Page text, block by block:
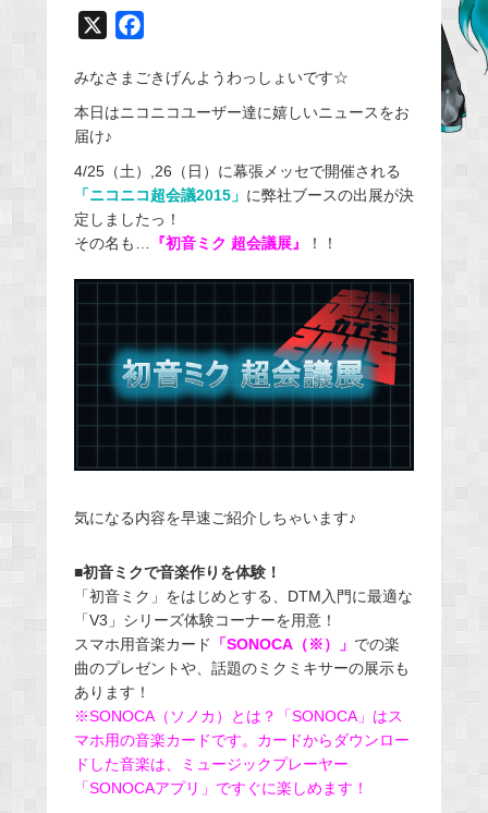
c
e
o
k
みなさまごきげんようわっしょいです☆
本日はニコニコユーザー達に嬉しいニュースをお
届け♪
4/25（土）,26（日）に幕張メッセで開催される
「ニコニコ超会議2015」 に弊社ブースの出展が決
定しましたっ！
その名も… 『初音ミク 超会議展』 ！！
気になる内容を早速ご紹介しちゃいます♪
■初音ミクで音楽作りを体験！
「初音ミク」をはじめとする、DTM入門に最適な
「V3」シリーズ体験コーナーを用意！
スマホ用音楽カード 「SONOCA（※）」 での楽
曲のプレゼントや、話題のミクミキサーの展示も
あります！
※SONOCA（ソノカ）とは？ 「SONOCA」はス
マホ用の音楽カードです。カードからダウンロー
ドした音楽は、ミュージックプレーヤー
「SONOCAアプリ」ですぐに楽しめます！